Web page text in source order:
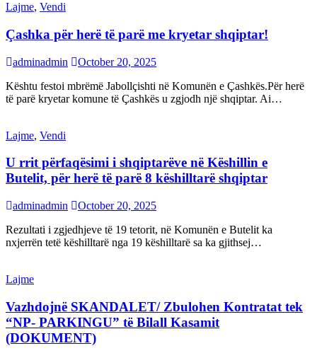
Lajme, Vendi
Çashka për herë të parë me kryetar shqiptar!
adminadmin
October 20, 2025
Kështu festoi mbrëmë Jabollçishti në Komunën e Çashkës.Për herë
të parë kryetar komune të Çashkës u zgjodh një shqiptar. Ai…
Lajme, Vendi
U rrit përfaqësimi i shqiptarëve në Këshillin e
Butelit, për herë të parë 8 këshilltarë shqiptar
adminadmin
October 20, 2025
Rezultati i zgjedhjeve të 19 tetorit, në Komunën e Butelit ka
nxjerrën tetë këshilltarë nga 19 këshilltarë sa ka gjithsej…
Lajme
Vazhdojnë SKANDALET/ Zbulohen Kontratat tek
“NP- PARKINGU” të Bilall Kasamit
(DOKUMENT)